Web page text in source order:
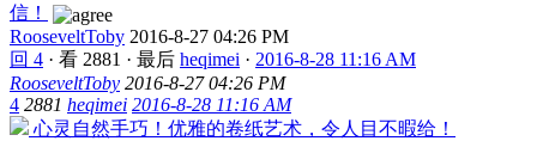
信！
RooseveltToby 2016-8-27 04:26 PM
回 4 · 看 2881 · 最后 heqimei · 2016-8-28 11:16 AM
RooseveltToby 2016-8-27 04:26 PM
4 2881 heqimei 2016-8-28 11:16 AM
心灵自然手巧！优雅的卷纸艺术，令人目不暇给！